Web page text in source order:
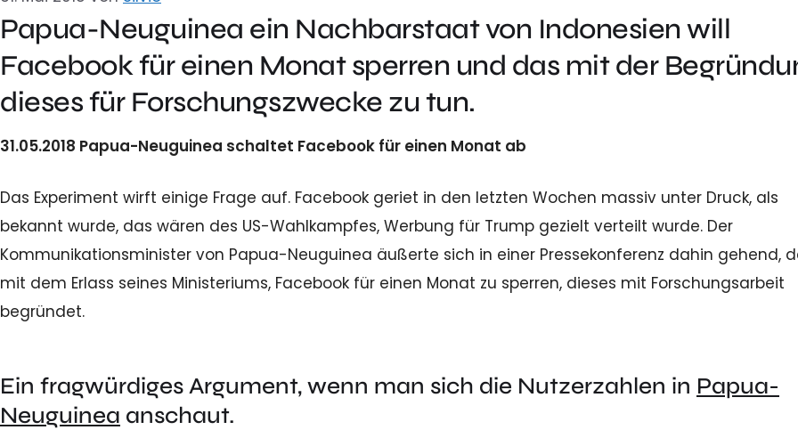
Papua-Neuguinea ein Nachbarstaat von Indonesien will
Facebook für einen Monat sperren und das mit der
dieses für Forschungszwecke zu tun.
31.05.2018 Papua-Neuguinea schaltet Facebook für einen Monat ab
Das Experiment wirft einige Frage auf. Facebook geriet in den letzten Wochen massiv unter Druck, als
bekannt wurde, das wären des US-Wahlkampfes, Werbung für Trump gezielt verteilt wurde. Der
Kommunikationsminister von Papua-Neuguinea äußerte sich in einer Pressekonferenz dahin gehend,
mit dem Erlass seines Ministeriums, Facebook für einen Monat zu sperren, dieses mit Forschungsarbeit
begründet.
Ein fragwürdiges Argument, wenn man sich die Nutzerzahlen in Papua-
Neuguinea anschaut.